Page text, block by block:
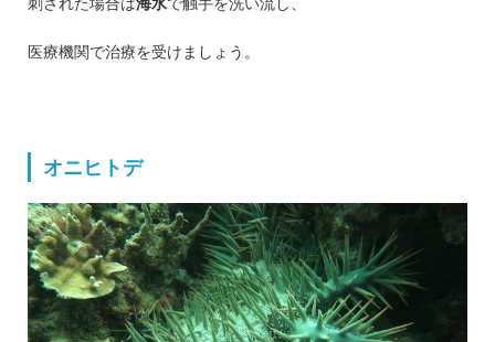
医療機関で治療を受けましょう。
オニヒトデ